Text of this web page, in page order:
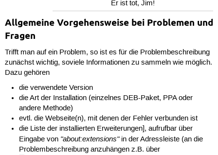
Er ist tot, Jim!
Allgemeine Vorgehensweise bei Problemen und
Fragen
Trifft man auf ein Problem, so ist es für die Problembeschreibung
zunächst wichtig, soviele Informationen zu sammeln wie möglich.
Dazu gehören
die verwendete Version
die Art der Installation (einzelnes DEB-Paket, PPA oder
andere Methode)
evtl. die Webseite(n), mit denen der Fehler verbunden ist
die Liste der installierten Erweiterungen], aufrufbar über
Eingabe von "about:extensions"in der Adressleiste (an die
Problembeschreibung anzuhängen z.B. über